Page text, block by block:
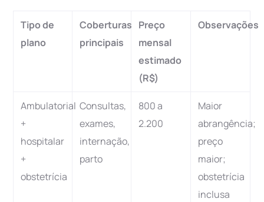
Tipo de
plano
Coberturas
principais
Preço
mensal
estimado
(R$)
Observações
Ambulatorial
+
hospitalar
+
obstetrícia
Consultas,
exames,
internação,
parto
800 a
2.200
Maior
abrangência;
preço
maior;
obstetrícia
inclusa